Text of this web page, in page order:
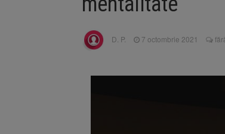
7 august 2026
D. P. 7 octombrie 2021